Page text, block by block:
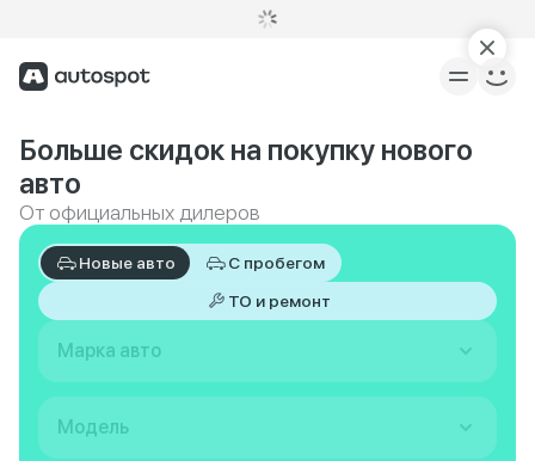
Больше скидок на покупку нового
авто
От официальных дилеров
Новые авто
С пробегом
ТО и ремонт
Марка авто
Модель